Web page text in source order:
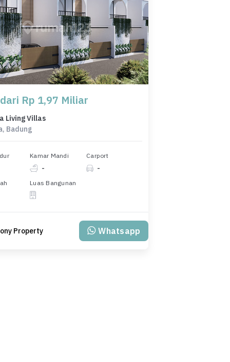
Rp 1,97 Miliar
Living Villas
Badung
Kamar Mandi
-
Carport
-
Luas Bangunan
Property Whatsapp